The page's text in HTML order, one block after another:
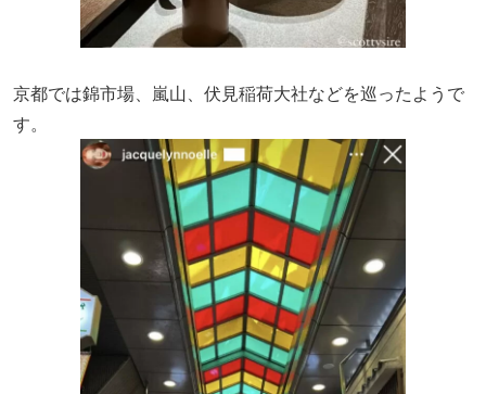
京都では錦市場、嵐山、伏見稲荷大社などを巡ったようで
す。